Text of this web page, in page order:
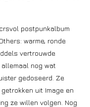
postpunkalbum
warme, ronde
vertrouwde
nog wat
gedoseerd. Ze
uit Image en
ze willen volgen. Nog